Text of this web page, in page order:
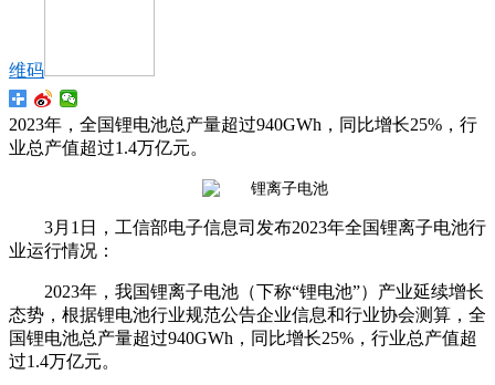
维码
2023年，全国锂电池总产量超过940GWh，同比增长25%，行
业总产值超过1.4万亿元。
3月1日，工信部电子信息司发布2023年全国锂离子电池行
业运行情况：
2023年，我国锂离子电池（下称“锂电池”）产业延续增长
态势，根据锂电池行业规范公告企业信息和行业协会测算，全
国锂电池总产量超过940GWh，同比增长25%，行业总产值超
过1.4万亿元。